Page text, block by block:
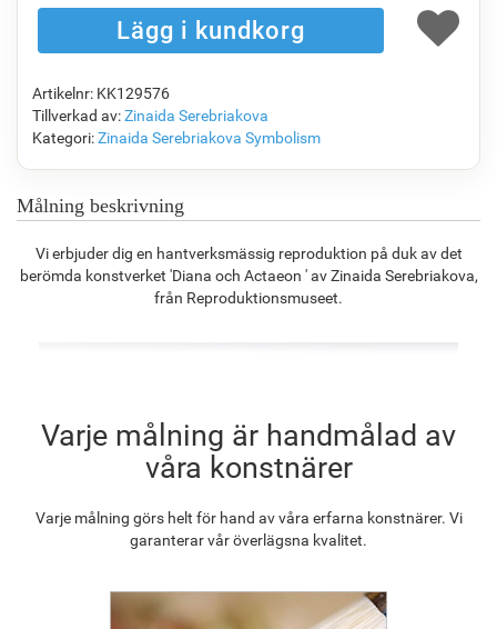
F7034-296
1 409.28 kr
F6731-224
1 409.28 kr 1 409.28
1 307.09kr 1 015.12kr 1 463.57kr 1 317.53kr
Artikelnr: KK129576
Tillverkad av:Zinaida Serebriakova
Kategori:Zinaida Serebriakova Symbolism
Målning beskrivning
Vi erbjuder dig en hantverksmässig reproduktion på duk av det
berömda konstverket 'Diana och Actaeon ' av Zinaida Serebriakova,
från Reproduktionsmuseet.
Varje målning är handmålad av
våra konstnärer
Varje målning görs helt för hand av våra erfarna konstnärer. Vi
garanterar vår överlägsna kvalitet.